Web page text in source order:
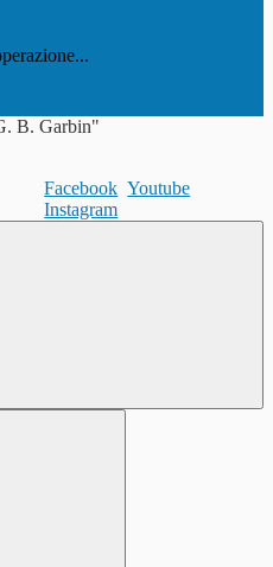
Facebook Youtube
Instagram